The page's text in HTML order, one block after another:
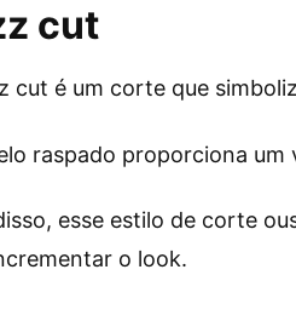
cut
cut é um corte que
raspado proporciona um
esse estilo de corte
o look.